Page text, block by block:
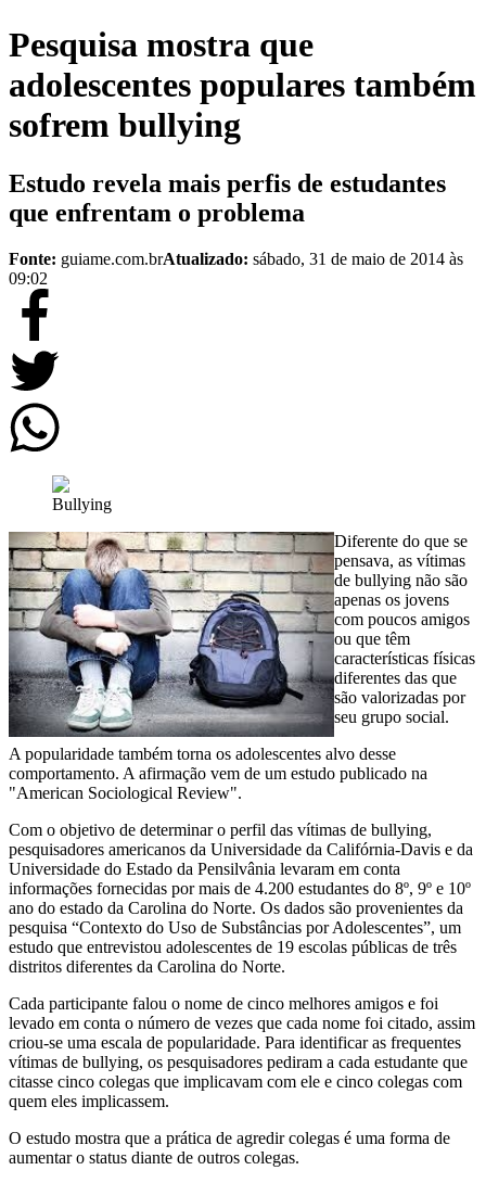
Pesquisa mostra que
adolescentes populares também
sofrem bullying
Estudo revela mais perfis de estudantes
que enfrentam o problema
Fonte: guiame.com.brAtualizado: sábado, 31 de maio de 2014 às
09:02
Bullying
Diferente do que se
pensava, as vítimas
de bullying não são
apenas os jovens
com poucos amigos
ou que têm
características físicas
diferentes das que
são valorizadas por
seu grupo social.
A popularidade também torna os adolescentes alvo desse
comportamento. A afirmação vem de um estudo publicado na
"American Sociological Review".
Com o objetivo de determinar o perfil das vítimas de bullying,
pesquisadores americanos da Universidade da Califórnia-Davis e da
Universidade do Estado da Pensilvânia levaram em conta
informações fornecidas por mais de 4.200 estudantes do 8º, 9º e 10º
ano do estado da Carolina do Norte. Os dados são provenientes da
pesquisa “Contexto do Uso de Substâncias por Adolescentes”, um
estudo que entrevistou adolescentes de 19 escolas públicas de três
distritos diferentes da Carolina do Norte.
Cada participante falou o nome de cinco melhores amigos e foi
levado em conta o número de vezes que cada nome foi citado, assim
criou-se uma escala de popularidade. Para identificar as frequentes
vítimas de bullying, os pesquisadores pediram a cada estudante que
citasse cinco colegas que implicavam com ele e cinco colegas com
quem eles implicassem.
O estudo mostra que a prática de agredir colegas é uma forma de
aumentar o status diante de outros colegas.